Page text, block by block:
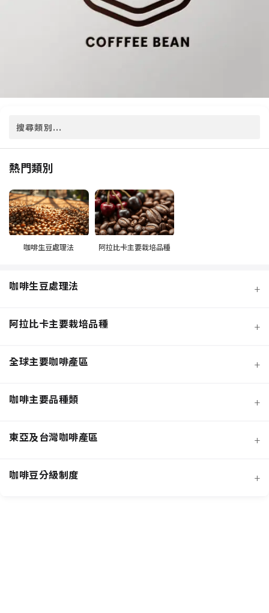
熱門類別
咖啡生豆處理法 阿拉比卡主要栽培品種
咖啡生豆處理法 +
阿拉比卡主要栽培品種 +
全球主要咖啡產區 +
咖啡主要品種類 +
東亞及台灣咖啡產區 +
咖啡豆分級制度 +